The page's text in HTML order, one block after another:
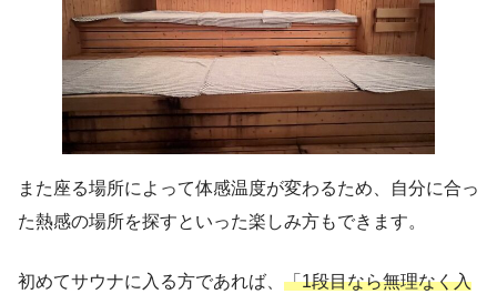
また座る場所によって体感温度が変わるため、自分に合っ
た熱感の場所を探すといった楽しみ方もできます。
初めてサウナに入る方であれば、 「1段目なら無理なく入